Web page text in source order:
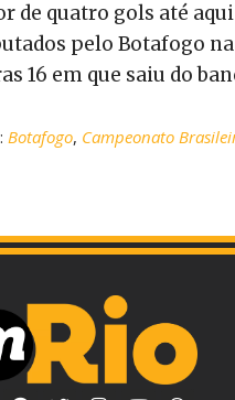
de quatro gols até
pelo Botafogo
16 em que saiu do
Botafogo, Campeonato